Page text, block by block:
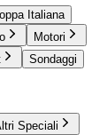
Italiana
Motori
Sondaggi
Speciali